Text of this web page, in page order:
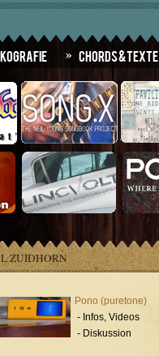
Chords & Texte
ZUIDHORN
Pono (puretone)
- Infos, Videos
- Diskussion